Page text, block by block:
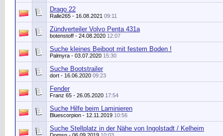
Drago 22
Ralle265 - 16.08.2021 09:11
Zündverteiler Volvo Penta 431a
botenstoff - 24.08.2020 12:07
Suche kleines Beiboot mit festem Boden !
Palmyra - 03.07.2020 15:30
Suche Bootstrailer
dort - 16.06.2020 09:23
Fender
Franz 65 - 26.05.2020 17:54
Suche Hilfe beim Laminieren
Bluescorpion - 12.11.2019 10:56
Suche Stellplatz in der Nähe von Ingolstadt / Kelheim